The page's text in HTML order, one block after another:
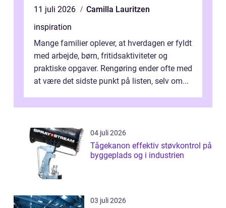
11 juli 2026
Camilla Lauritzen
inspiration
Mange familier oplever, at hverdagen er fyldt
med arbejde, børn, fritidsaktiviteter og
praktiske opgaver. Rengøring ender ofte med
at være det sidste punkt på listen, selv om...
04 juli 2026
Tågekanon effektiv støvkontrol på
byggeplads og i industrien
03 juli 2026